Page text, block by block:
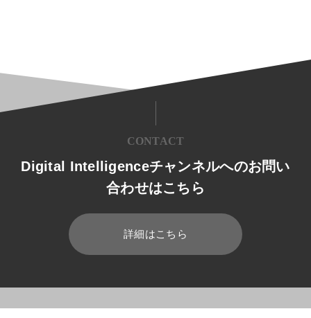
CONTACT
Digital Intelligenceチャンネルへのお問い
合わせはこちら
詳細はこちら